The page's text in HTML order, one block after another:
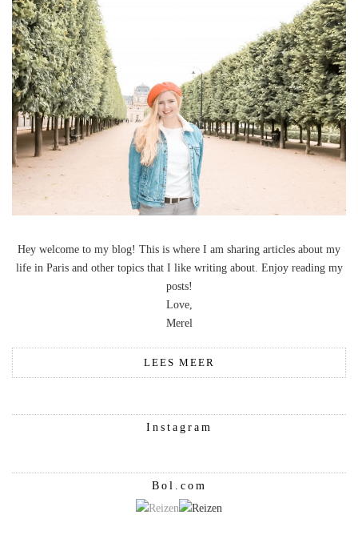
Hey welcome to my blog! This is where I am sharing articles about my
life in Paris and other topics that I like writing about. Enjoy reading my
posts!
Love,
Merel
LEES MEER
Instagram
Bol.com